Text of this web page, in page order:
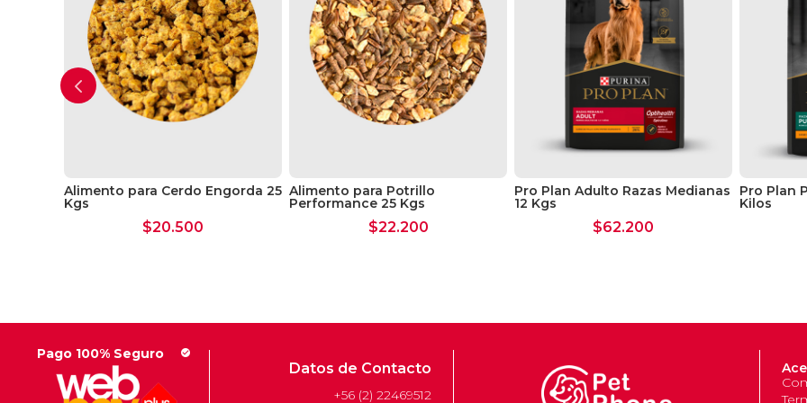
Alimento para Cerdo Engorda 25
Kgs
$20.500
Alimento para Potrillo
Performance 25 Kgs
$22.200
Pro Plan Adulto Razas Medianas
12 Kgs
$62.200
Pro Plan
Kilos
Pago 100% Seguro check_circle
Datos de Contacto
+56 (2) 22469512